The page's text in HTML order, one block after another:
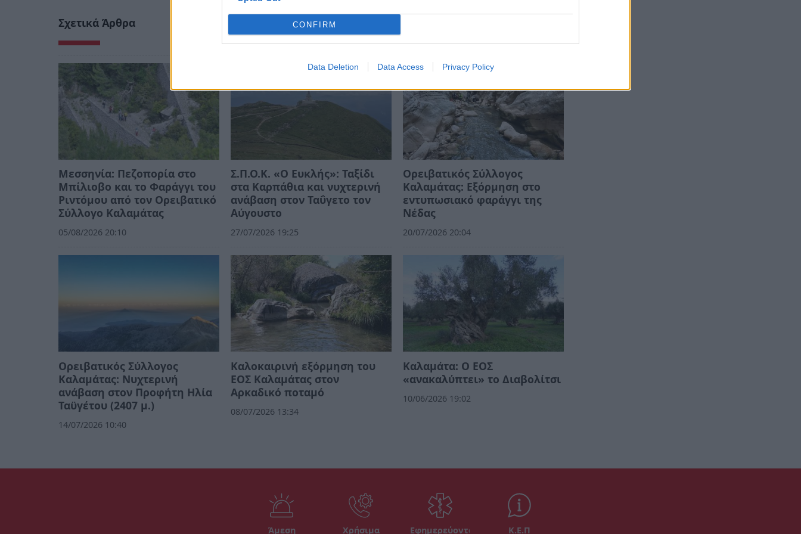
CONFIRM
Data Deletion Data Access Privacy Policy
Σχετικά Άρθρα
Μεσσηνία: Πεζοπορία στο
Μπίλιοβο και το Φαράγγι του
Ριντόμου από τον Ορειβατικό
Σύλλογο Καλαμάτας
05/08/2026 20:10
Σ.Π.Ο.Κ. «Ο Ευκλής»: Ταξίδι
στα Καρπάθια και νυχτερινή
ανάβαση στον Ταΰγετο τον
Αύγουστο
27/07/2026 19:25
Ορειβατικός Σύλλογος
Καλαμάτας: Εξόρμηση στο
εντυπωσιακό φαράγγι της
Νέδας
20/07/2026 20:04
Ορειβατικός Σύλλογος
Καλαμάτας: Νυχτερινή
ανάβαση στον Προφήτη Ηλία
Ταϋγέτου (2407 μ.)
14/07/2026 10:40
Καλοκαιρινή εξόρμηση του
ΕΟΣ Καλαμάτας στον
Αρκαδικό ποταμό
08/07/2026 13:34
Καλαμάτα: Ο ΕΟΣ
«ανακαλύπτει» το Διαβολίτσι
10/06/2026 19:02
Άμεση Χρήσιμα Εφημερεύοντα Κ.Ε.Π